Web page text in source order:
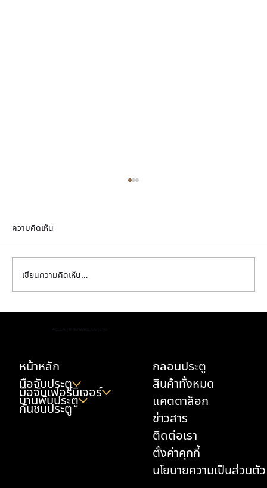
ความคิดเห็น
เขียนความคิดเห็น…
หน้าหลัก
มือจับประตู
มือจับเฟอร์นิเจอร์
บานพับประตู
กันชนประตู
กลอนประตู
สินค้าทั้งหมด
แคตตาล็อก
ข่าวสาร
ติดต่อเรา
ตั้งค่าคุกกี้
นโยบายความเป็นส่วนตัว